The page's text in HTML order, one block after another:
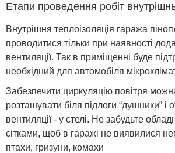
Етапи проведення робіт
Внутрішня теплоізоляція гаража
проводитися тільки при наявності
вентиляції. Так в приміщенні буде
необхідний для автомобіля
Забезпечити циркуляцію повітря
розташувати біля підлоги “душники” і
вентиляції - у стелі. Не забудьте
сітками, щоб в гаражі не виявилися
птахи, гризуни, комахи